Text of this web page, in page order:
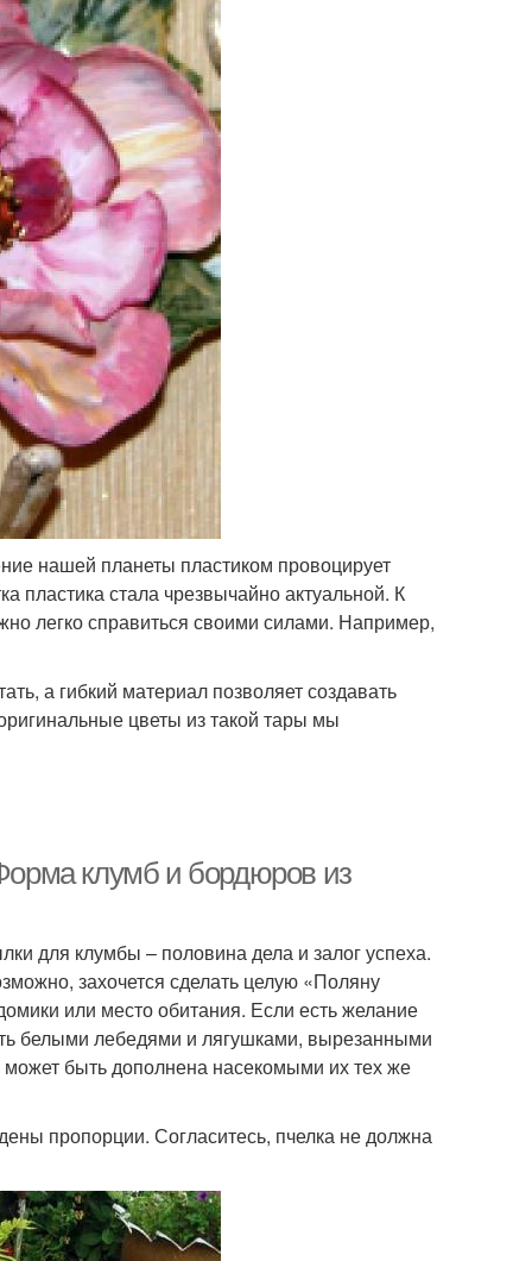
нашей планеты пластиком провоцирует
пластика стала чрезвычайно актуальной. К
легко справиться своими силами. Например,
а гибкий материал позволяет создавать
цветы из такой тары мы
клумб и бордюров из
для клумбы – половина дела и залог успеха.
захочется сделать целую «Поляну
или место обитания. Если есть желание
белыми лебедями и лягушками, вырезанными
быть дополнена насекомыми их тех же
пропорции. Согласитесь, пчелка не должна